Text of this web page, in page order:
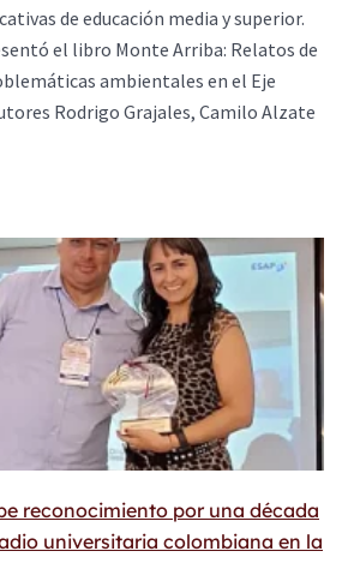
de educación media y superior.
el libro Monte Arriba: Relatos de
ambientales en el Eje
Rodrigo Grajales, Camilo Alzate
reconocimiento por una década
universitaria colombiana en la